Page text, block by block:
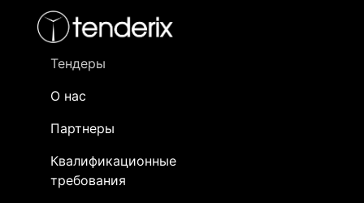
Тендеры
О нас
Партнеры
Квалификационные
требования
- активный лот
- сохраненный лот (не опубликован)
Закупка: Перевозка
г. Москва (РФ) - г.
Алматы (РК)